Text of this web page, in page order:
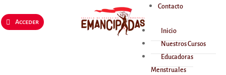
Acceder
Contacto
Inicio
Nuestros Cursos
Educadoras
Menstruales